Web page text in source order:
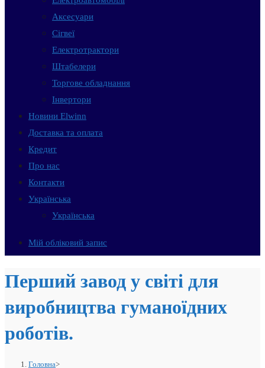
Аксесуари
Сігвеї
Електротрактори
Штабелери
Торгове обладнання
Інвертори
Новини Elwinn
Доставка та оплата
Кредит
Про нас
Контакти
Українська
Українська
Мій обліковий запис
Перший завод у світі для
виробництва гуманоїдних
роботів.
Головна>